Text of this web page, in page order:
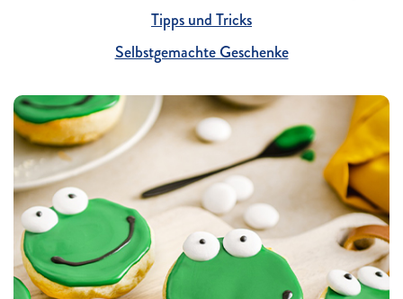
Tipps und Tricks
Selbstgemachte Geschenke